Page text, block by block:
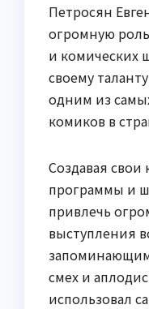
Петросян
огромную
и комических
своему
одним из
комиков в
Создавая
программы и
привлечь
выступления
смех и
использовал